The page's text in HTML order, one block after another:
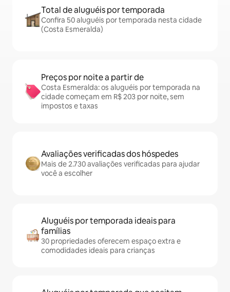
Total de aluguéis por temporada
Confira 50 aluguéis por temporada nesta cidade
(Costa Esmeralda)
Preços por noite a partir de
Costa Esmeralda: os aluguéis por temporada na
cidade começam em R$ 203 por noite, sem
impostos e taxas
Avaliações verificadas dos hóspedes
Mais de 2.730 avaliações verificadas para ajudar
você a escolher
Aluguéis por temporada ideais para
famílias
30 propriedades oferecem espaço extra e
comodidades ideais para crianças